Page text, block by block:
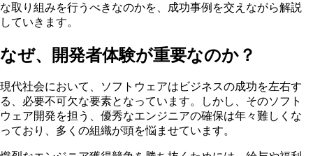
な取り組みを行うべきなのかを、成功事例を交えながら解説
していきます。
なぜ、開発者体験が重要なのか？
現代社会において、ソフトウェアはビジネスの成功を左右す
る、必要不可欠な要素となっています。しかし、そのソフト
ウェア開発を担う、優秀なエンジニアの確保は年々難しくな
っており、多くの組織が頭を悩ませています。